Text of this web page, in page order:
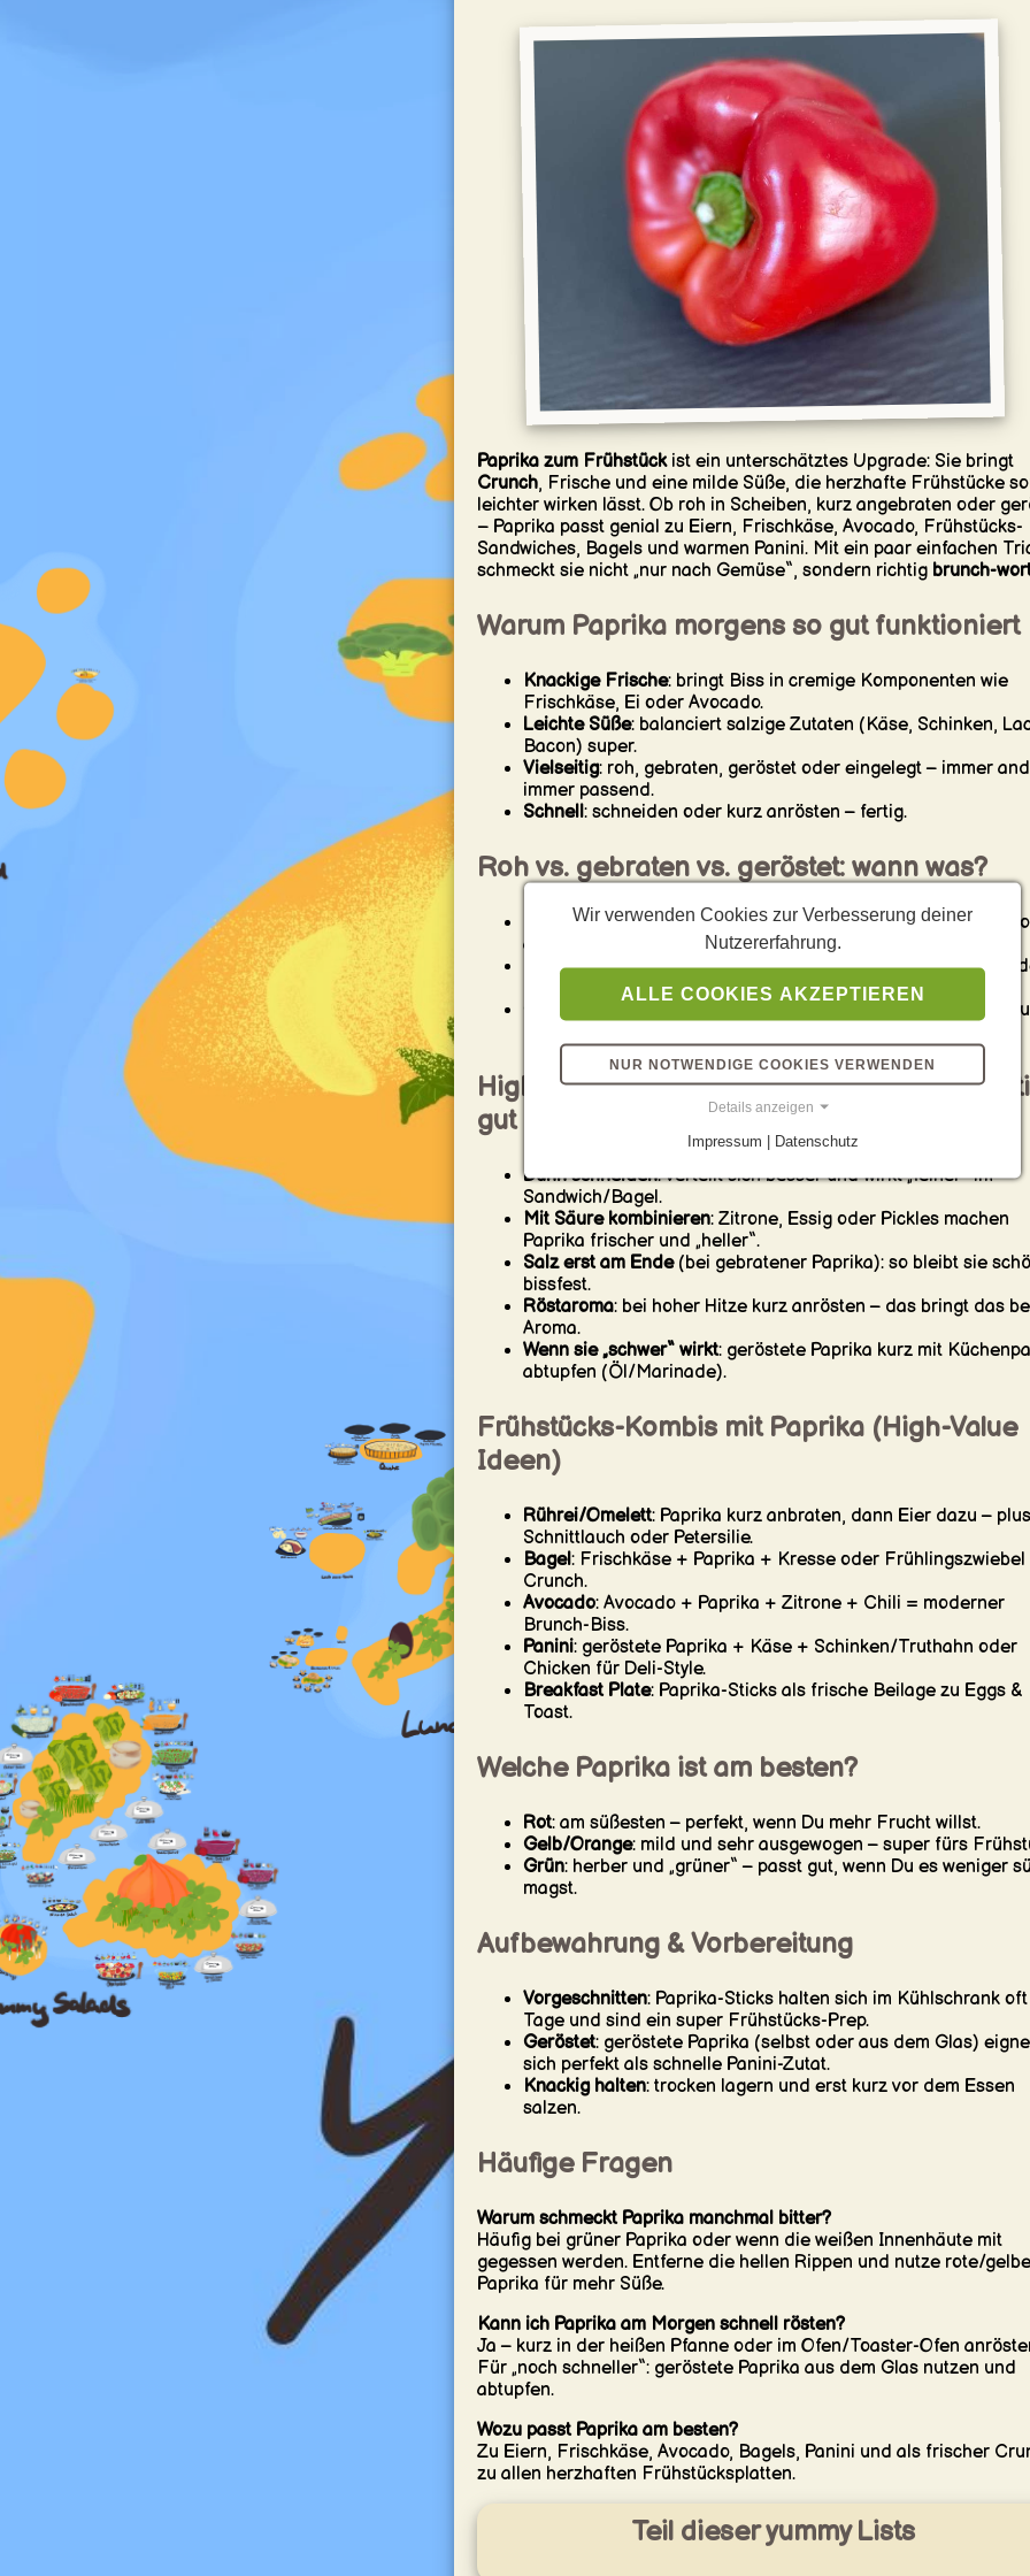
Paprika zum Frühstückist ein unterschätztes Upgrade: Sie bringt
Crunch, Frische und eine milde Süße, die herzhafte Frühstücke
leichter wirken lässt. Ob roh in Scheiben, kurz angebraten oder
– Paprika passt genial zu Eiern, Frischkäse, Avocado, Frühstücks-
Sandwiches, Bagels und warmen Panini. Mit ein paar einfachen
schmeckt sie nicht „nur nach Gemüse“, sondern richtig brunch-
Warum Paprika morgens so gut funktioniert
Knackige Frische: bringt Biss in cremige Komponenten wie
Frischkäse, Ei oder Avocado.
Leichte Süße: balanciert salzige Zutaten (Käse, Schinken,
Bacon) super.
Vielseitig: roh, gebraten, geröstet oder eingelegt – immer
immer passend.
Schnell: schneiden oder kurz anrösten – fertig.
Roh vs. gebraten vs. geröstet: wann was?
: maximaler Crunch – perfekt auf Bagels, in Sandwiches
als Side zu Eiern.
Kurz angebraten: milder, süßer – ideal für Rührei, Omelett
Frühstückspfannen.
Geröstet
: intensives Aroma (leicht rauchig) – mega in Panini
High-Value Tipps: So schmeckt Paprika
gut
Dünn schneiden: verteilt sich besser und wirkt „feiner“ im
Sandwich/Bagel.
Mit Säure kombinieren: Zitrone, Essig oder Pickles machen
Paprika frischer und „heller“.
Salz erst am Ende(bei gebratener Paprika): so bleibt sie
bissfest.
Röstaroma: bei hoher Hitze kurz anrösten – das bringt das
Aroma.
Wenn sie „schwer“ wirkt: geröstete Paprika kurz mit
abtupfen (Öl/Marinade).
Frühstücks-Kombis mit Paprika (High-Value
Ideen)
Rührei/Omelett: Paprika kurz anbraten, dann Eier dazu – plus
Schnittlauch oder Petersilie.
Bagel: Frischkäse + Paprika + Kresse oder
Crunch.
Avocado: Avocado + Paprika + Zitrone + Chili = moderner
Brunch-Biss.
Panini: geröstete Paprika + Käse + Schinken/Truthahn oder
Chicken für Deli-Style.
Breakfast Plate: Paprika-Sticks als frische Beilage zu Eggs &
Toast.
Welche Paprika ist am besten?
Rot: am süßesten – perfekt, wenn Du mehr Frucht willst.
Gelb/Orange: mild und sehr ausgewogen – super fürs
Grün: herber und „grüner“ – passt gut, wenn Du es weniger
magst.
Aufbewahrung & Vorbereitung
Vorgeschnitten: Paprika-Sticks halten sich im Kühlschrank
Tage und sind ein super Frühstücks-Prep.
Geröstet: geröstete Paprika (selbst oder aus dem Glas)
sich perfekt als schnelle Panini-Zutat.
Knackig halten: trocken lagern und erst kurz vor dem Essen
salzen.
Häufige Fragen
Warum schmeckt Paprika manchmal bitter?
Häufig bei grüner Paprika oder wenn die weißen Innenhäute mit
gegessen werden. Entferne die hellen Rippen und nutze rote/gelbe
Paprika für mehr Süße.
Kann ich Paprika am Morgen schnell rösten?
Ja – kurz in der heißen Pfanne oder im Ofen/Toaster-Ofen
Für „noch schneller“: geröstete Paprika aus dem Glas nutzen und
abtupfen.
Wozu passt Paprika am besten?
Zu Eiern, Frischkäse, Avocado, Bagels, Panini und als frischer
zu allen herzhaften Frühstücksplatten.
Teil dieser yummy Lists
Wir verwenden Cookies zur Verbesserung deiner
Nutzererfahrung.
ALLE COOKIES AKZEPTIEREN
NUR NOTWENDIGE COOKIES VERWENDEN
Details anzeigen
Impressum | Datenschutz